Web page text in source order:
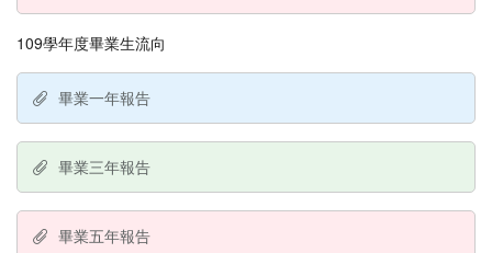
109學年度畢業生流向
畢業一年報告
畢業三年報告
畢業五年報告